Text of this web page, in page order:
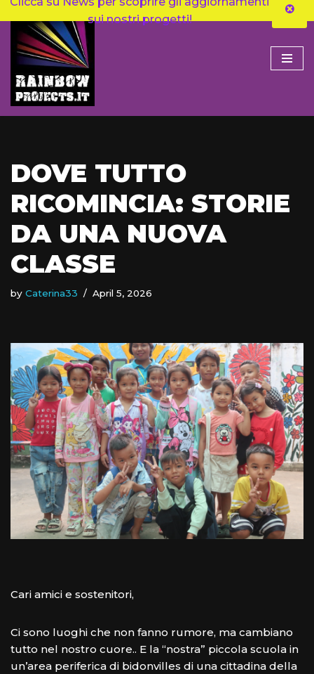
sui nostri progetti!
Skip
to
content
DOVE TUTTO
RICOMINCIA: STORIE
DA UNA NUOVA
CLASSE
by Caterina33 April 5, 2026
Cari amici e sostenitori,
Ci sono luoghi che non fanno rumore, ma cambiano
tutto nel nostro cuore.. E la “nostra” piccola scuola in
un’area periferica di bidonvilles di una cittadina della